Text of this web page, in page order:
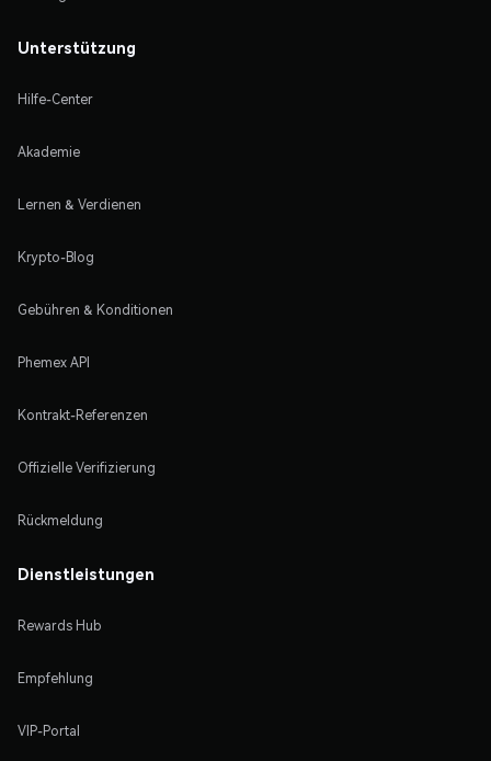
Unterstützung
Hilfe-Center
Akademie
Lernen & Verdienen
Krypto-Blog
Gebühren & Konditionen
Phemex API
Kontrakt-Referenzen
Offizielle Verifizierung
Rückmeldung
Dienstleistungen
Rewards Hub
Empfehlung
VIP-Portal